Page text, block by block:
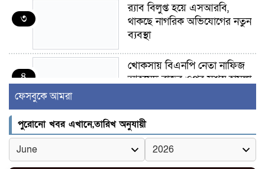
৩
র‍্যাব বিলুপ্ত হয়ে এসআরবি,
থাকছে নাগরিক অভিযোগের নতুন
ব্যবস্থা
৪
খোকসায় বিএনপি নেতা নাফিজ
আহমেদ রাজুর ওপর সশস্ত্র হামলা,
৫
সাঈদীর ছবিতে জুতা
নিক্ষেপকারীরা ‘জারজ সন্তান’:
আমির হামজা
ফেসবুকে আমরা
পুরোনো খবর এখানে,তারিখ অনুযায়ী